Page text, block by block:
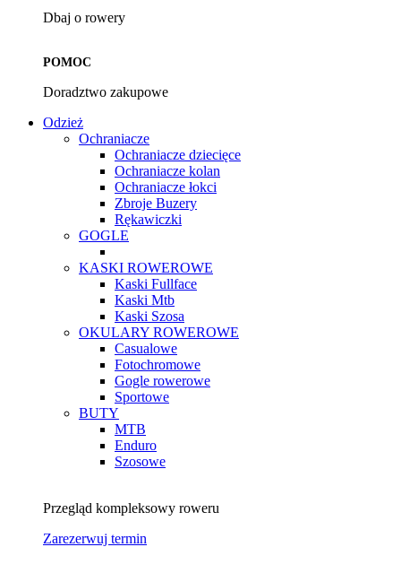
Dbaj o rowery
POMOC
Doradztwo zakupowe
Odzież
Ochraniacze
Ochraniacze dziecięce
Ochraniacze kolan
Ochraniacze łokci
Zbroje Buzery
Rękawiczki
GOGLE
KASKI ROWEROWE
Kaski Fullface
Kaski Mtb
Kaski Szosa
OKULARY ROWEROWE
Casualowe
Fotochromowe
Gogle rowerowe
Sportowe
BUTY
MTB
Enduro
Szosowe
Przegląd kompleksowy roweru
Zarezerwuj termin